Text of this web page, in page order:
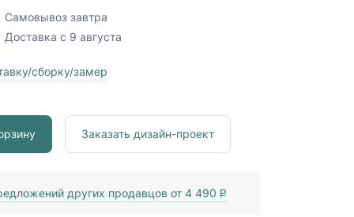
Самовывоз завтра
Доставка с 9 августа
сборку/замер
Заказать дизайн-проект
других продавцов от 4 490 P